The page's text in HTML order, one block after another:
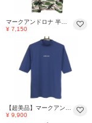
マークアンドロナ 半袖ポロシャツ グリーン×グレージュ×白 総柄 ヤシの木 メンズ 46(M) ゴルフウェア MARK＆LONA
¥ 7,150
【超美品】マークアンドロナ 半袖ハイネックシャツ ブルー系 ロゴプリント メンズ 64(M) ゴルフウェア MARK＆LONA
¥ 9,900